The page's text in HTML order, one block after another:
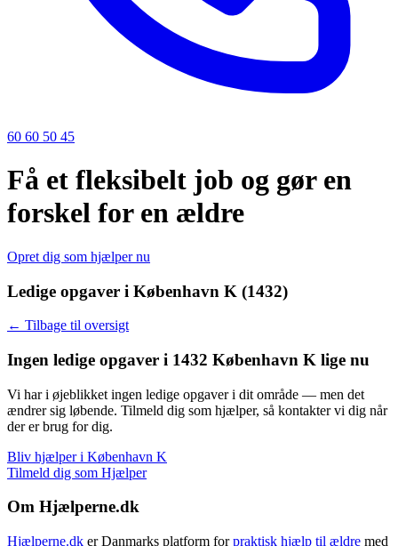
60 60 50 45
Få et fleksibelt job og gør en
forskel for en ældre
Opret dig som hjælper nu
Ledige opgaver i København K (1432)
← Tilbage til oversigt
Ingen ledige opgaver i 1432 København K lige nu
Vi har i øjeblikket ingen ledige opgaver i dit område — men det
ændrer sig løbende. Tilmeld dig som hjælper, så kontakter vi dig når
der er brug for dig.
Bliv hjælper i København K
Tilmeld dig som Hjælper
Om Hjælperne.dk
Hjælperne.dk er Danmarks platform forpraktisk hjælp til ældre med